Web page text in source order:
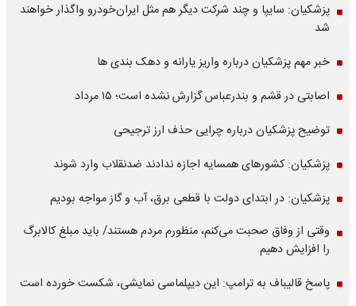
پزشکیان: سایپا و چند شرکت دیگر هم مثل ایران‌خودرو واگذار خواهند
شد
خبر مهم پزشکیان درباره واریز یارانه و دهک بندی ها
اصابتی در قشم و بندرعباس گزارش نشده است؛ ۱۵ مرداد
توضیح پزشکیان درباره چرایی حذف ارز ترجیحی
پزشکیان: کشورهای همسایه اجازه ندادند ضدنقلاب وارد شوند
پزشکیان: در ابتدای دولت با قطعی برق، آب و گاز مواجه بودیم
وقتی از وفاق صحبت می‌کنم، منظورم مردم هستند/ باید مبلغ کالابرگ
را افزایش دهیم
پاسخ قالیباف به ترامپ: این دیپلماسی نمایشی، شکست خورده است